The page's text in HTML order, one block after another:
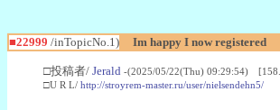
■22999 /inTopicNo.1) Im happy I now registered
□投稿者/ Jerald -(2025/05/22(Thu) 09:29:54)
□U R L/ http://stroyrem-master.ru/user/nielsendehn5/